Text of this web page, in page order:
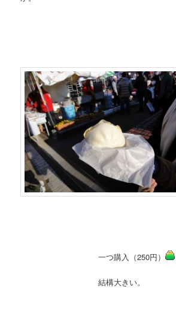
一つ購入（250円）
結構大きい。